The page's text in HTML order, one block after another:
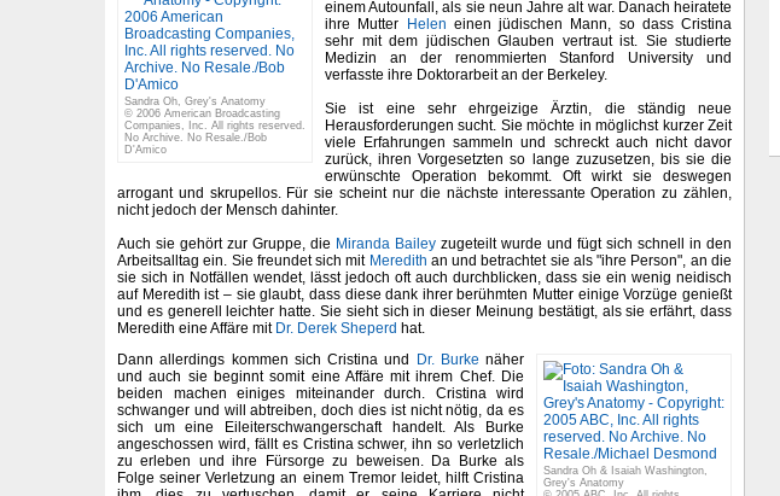
Sandra Oh, Grey's Anatomy
© 2006 American Broadcasting
Companies, Inc. All rights reserved.
No Archive. No Resale./Bob
D'Amico
einem Autounfall, als sie neun Jahre alt war. Danach heiratete
ihre Mutter
Helen einen jüdischen Mann, so dass Cristina
sehr mit dem jüdischen Glauben vertraut ist. Sie studierte
Medizin an der renommierten Stanford University und
verfasste ihre Doktorarbeit an der Berkeley.
Sie ist eine sehr ehrgeizige Ärztin, die ständig neue
Herausforderungen sucht. Sie möchte in möglichst kurzer Zeit
viele Erfahrungen sammeln und schreckt auch nicht davor
zurück, ihren Vorgesetzten so lange zuzusetzen, bis sie die
erwünschte Operation bekommt. Oft wirkt sie deswegen
arrogant und skrupellos. Für sie scheint nur die nächste interessante Operation zu zählen,
nicht jedoch der Mensch dahinter.
Auch sie gehört zur Gruppe, die Miranda Bailey zugeteilt wurde und fügt sich schnell in den
Arbeitsalltag ein. Sie freundet sich mit Meredith an und betrachtet sie als "ihre Person", an die
sie sich in Notfällen wendet, lässt jedoch oft auch durchblicken, dass sie ein wenig neidisch
auf Meredith ist – sie glaubt, dass diese dank ihrer berühmten Mutter einige Vorzüge genießt
und es generell leichter hatte. Sie sieht sich in dieser Meinung bestätigt, als sie erfährt, dass
Meredith eine Affäre mit Dr. Derek Sheperd hat.
Sandra Oh & Isaiah Washington,
Grey's Anatomy
Dann allerdings kommen sich Cristina und Dr. Burke näher
und auch sie beginnt somit eine Affäre mit ihrem Chef. Die
beiden machen einiges miteinander durch. Cristina wird
schwanger und will abtreiben, doch dies ist nicht nötig, da es
sich um eine Eileiterschwangerschaft handelt. Als Burke
angeschossen wird, fällt es Cristina schwer, ihn so verletzlich
zu erleben und ihre Fürsorge zu beweisen. Da Burke als
Folge seiner Verletzung an einem Tremor leidet, hilft Cristina